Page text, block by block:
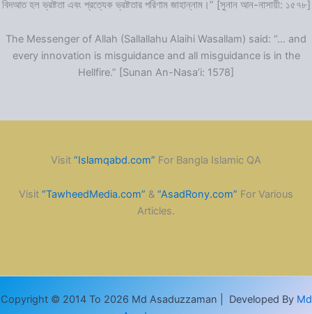
বিদআত হল ভ্রষ্টতা এবং প্রত্যেক ভ্রষ্টতার পরিণাম জাহান্নাম।” [সুনান আন-নাসায়ী: ১৫৭৮]
The Messenger of Allah (Sallallahu Alaihi Wasallam) said: “… and
every innovation is misguidance and all misguidance is in the
Hellfire.” [Sunan An-Nasa’i: 1578]
Visit “Islamqabd.com” For Bangla Islamic QA
Visit “TawheedMedia.com” & “AsadRony.com” For Various
Articles.
Copyright © 2014 To 2026 Md Asaduzzaman | Developed By Md